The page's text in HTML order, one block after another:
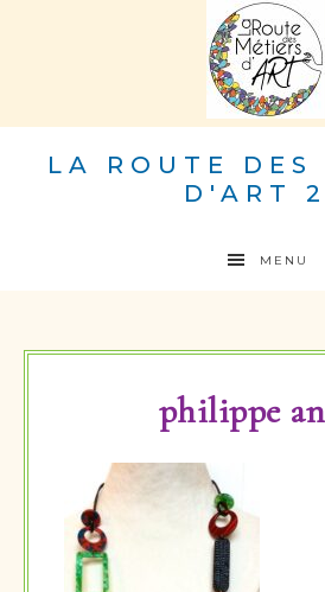
LA ROUTE DES
D'ART
MENU
philippe